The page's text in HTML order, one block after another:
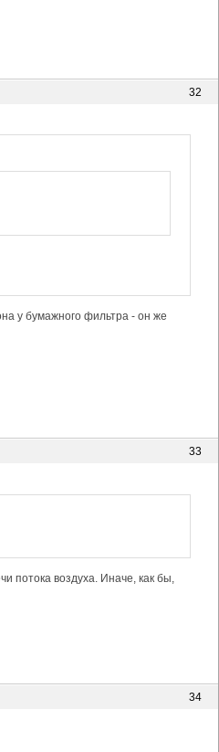
32
у бумажного фильтра - он же
33
потока воздуха. Иначе, как бы,
34